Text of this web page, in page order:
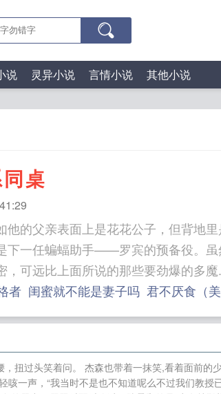
说 灵异小说 言情小说 其他小说
桌
的父亲表面上是花花公子，但背地
下一任蝙蝠助手——罗宾的预备役。
可远比上面所说的那些要劲爆的多
者 闺蜜就不能是妻子吗 君不厌食（美
早知道 趁她之危 [主SPN]猎人温丹
直播恋爱
扭过头笑着问。 杰森也带着一抹笑,看着面前的
一声，“我当时不是也不知道呢么不过我们教